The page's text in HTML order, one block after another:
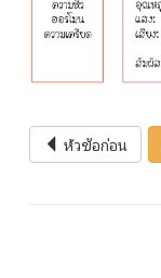
หัวข้อก่อน